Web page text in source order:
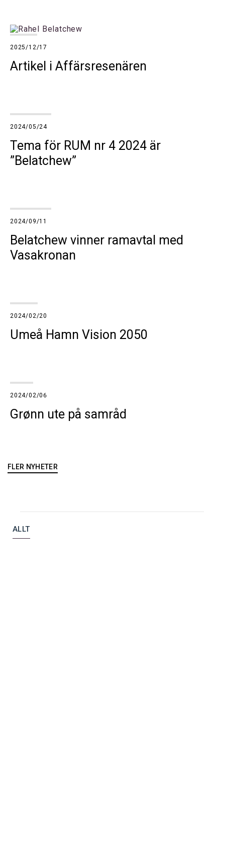
2025/12/17
Artikel i Affärsresenären
2024/05/24
Tema för RUM nr 4 2024 är
”Belatchew”
2024/09/11
Belatchew vinner ramavtal med
Vasakronan
2024/02/20
Umeå Hamn Vision 2050
2024/02/06
Grønn ute på samråd
FLER NYHETER
ALLT